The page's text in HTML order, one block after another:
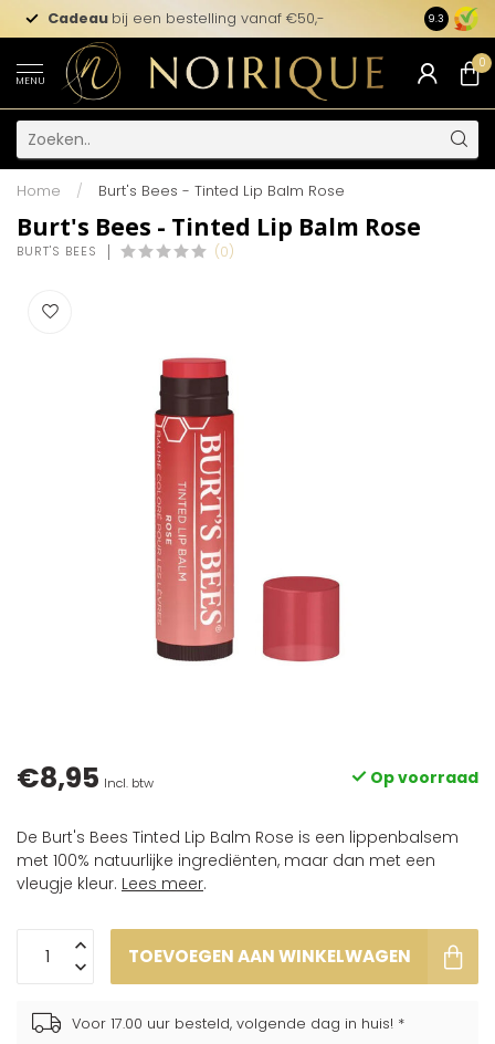
Cadeau bij een bestelling vanaf €50,- 9.3
MENU
0
Home / Burt's Bees - Tinted Lip Balm Rose
Burt's Bees - Tinted Lip Balm Rose
BURT'S BEES (0)
€8,95 Incl. btw Op voorraad
De Burt's Bees Tinted Lip Balm Rose is een lippenbalsem
met 100% natuurlijke ingrediënten, maar dan met een
vleugje kleur. Lees meer.
TOEVOEGEN AAN WINKELWAGEN
Voor 17.00 uur besteld, volgende dag in huis! *